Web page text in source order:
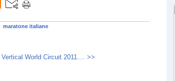
maratone italiane
Vertical World Circuit 2011.... >>